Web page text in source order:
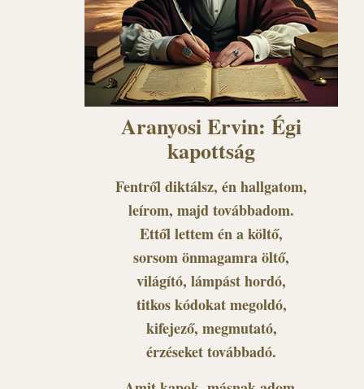
Aranyosi Ervin: Égi
kapottság
Fentről diktálsz, én hallgatom,
leírom, majd továbbadom.
Ettől lettem én a költő,
sorsom önmagamra öltő,
világító, lámpást hordó,
titkos kódokat megoldó,
kifejező, megmutató,
érzéseket továbbadó.